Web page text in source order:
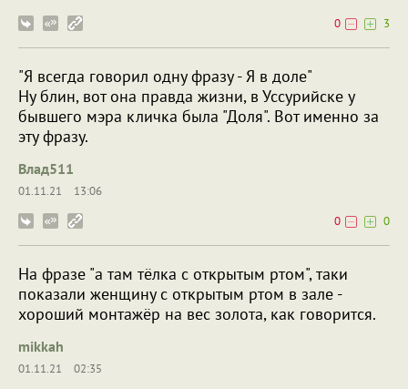
0
3
"Я всегда говорил одну фразу - Я в доле"
Ну блин, вот она правда жизни, в Уссурийске у
бывшего мэра кличка была "Доля". Вот именно за
эту фразу.
Влад511
01.11.21
13:06
0
0
На фразе "а там тёлка с открытым ртом", таки
показали женщину с открытым ртом в зале -
хороший монтажёр на вес золота, как говорится.
mikkah
01.11.21
02:35